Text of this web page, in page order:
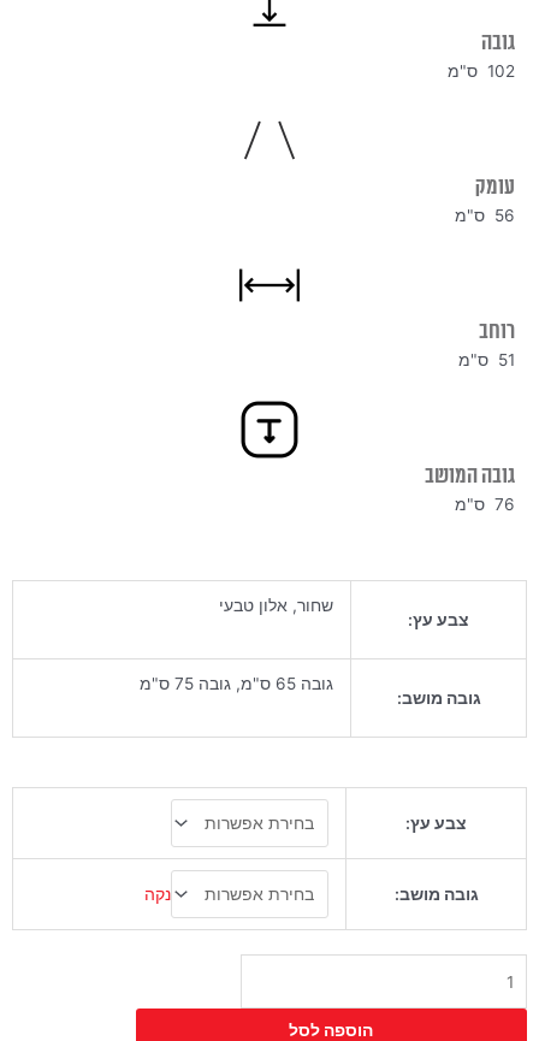
גובה
102 ס"מ
עומק
56 ס"מ
רוחב
51 ס"מ
גובה המושב
76 ס"מ
צבע עץ:
שחור, אלון טבעי
גובה מושב:
גובה 65 ס"מ, גובה 75 ס"מ
צבע עץ:
גובה מושב: נקה
מרופד
הוספה לסל